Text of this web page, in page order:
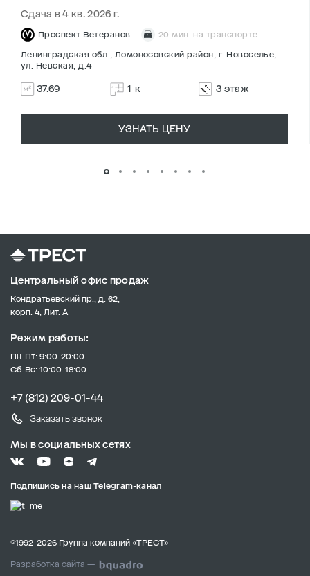
Сдача в 4 кв. 2026 г.
Проспект Ветеранов 20 мин. на транспорте
Ленинградская обл., Ломоносовский район, г. Новоселье,
ул. Невская, д.4
37.69 1-к 3 этаж
УЗНАТЬ ЦЕНУ
Центральный офис продаж
Кондратьевский пр., д. 62,
корп. 4, Лит. А
Режим работы:
Пн-Пт: 9:00-20:00
Сб-Вс: 10:00-18:00
+7 (812) 209-01-44
Заказать звонок
Мы в социальных сетях
Подпишись на наш Telegram-канал
©1992-2026 Группа компаний «ТРЕСТ»
Разработка сайта —